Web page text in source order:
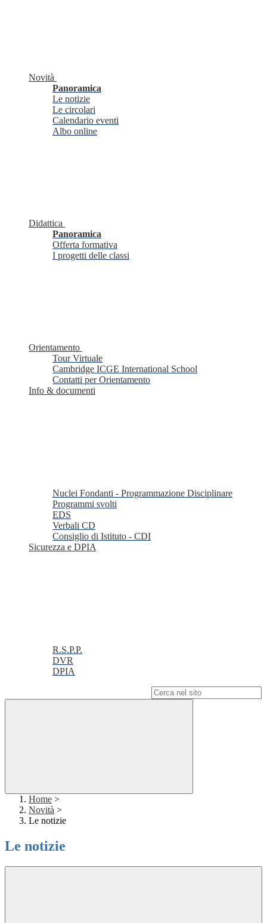
Novità
Panoramica
Le notizie
Le circolari
Calendario eventi
Albo online
Didattica
Panoramica
Offerta formativa
I progetti delle classi
Orientamento
Tour Virtuale
Cambridge ICGE International School
Contatti per Orientamento
Info & documenti
Nuclei Fondanti - Programmazione Disciplinare
Programmi svolti
EDS
Verbali CD
Consiglio di Istituto - CDI
Sicurezza e DPIA
R.S.P.P.
DVR
DPIA
Home >
Novità >
Le notizie
Le notizie